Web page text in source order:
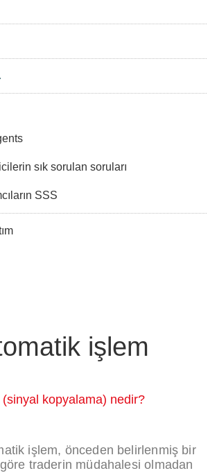
sık sorulan soruları
SSS
işlem
kopyalama) nedir?
işlem, önceden belirlenmiş bir
traderin müdahalesi olmadan